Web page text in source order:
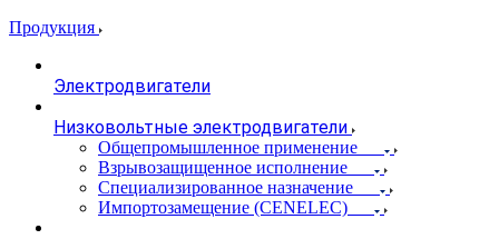
Продукция
Электродвигатели
Низковольтные электродвигатели
Общепромышленное применение
Взрывозащищенное исполнение
Специализированное назначение
Импортозамещение (CENELEC)